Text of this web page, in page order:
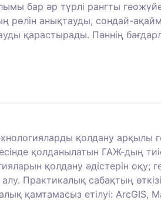
бар әр түрлі рангты
рөлін анықтауды, сондай-
қарастырады. Пәннің
қолдану арқылы
қолданылатын ГАЖ-дың
қолдану әдістерін
Практикалық сабақтың
қамтамасыз етілуі: ArcGIS,